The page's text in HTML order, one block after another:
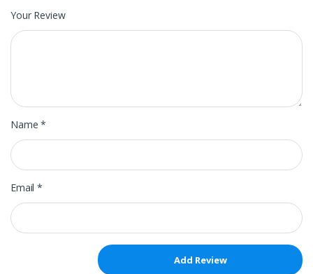
Your Review
Name*
Email*